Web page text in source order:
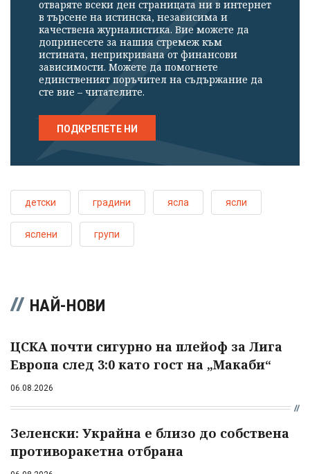
отваряте всеки ден страницата ни в интернет
в търсене на истинска, независима и
качествена журналистика. Вие можете да
допринесете за нашия стремеж към
истината, неприкривана от финансови
зависимости. Можете да помогнете
единственият поръчител на съдържание да
сте вие – читателите.
ПОДКРЕПЕТЕ НИ
детски градини ясла ясли
яслени групи
НАЙ-НОВИ
ЦСКА почти сигурно на плейоф за Лига
Европа след 3:0 като гост на „Макаби“
06.08.2026
Зеленски: Украйна е близо до собствена
противоракетна отбрана